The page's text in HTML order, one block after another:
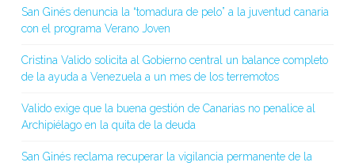
San Ginés denuncia la “tomadura de pelo” a la juventud canaria
con el programa Verano Joven
Cristina Valido solicita al Gobierno central un balance completo
de la ayuda a Venezuela a un mes de los terremotos
Valido exige que la buena gestión de Canarias no penalice al
Archipiélago en la quita de la deuda
San Ginés reclama recuperar la vigilancia permanente de la